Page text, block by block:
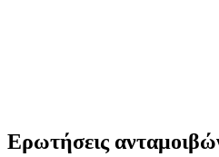
Ερωτήσεις